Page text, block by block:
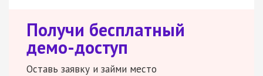
Получи бесплатный
демо-доступ
Оставь заявку и займи место